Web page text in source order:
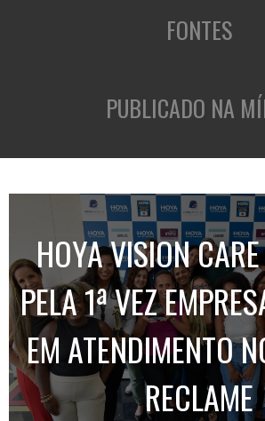
FONTES
PUBLICADO NA
HOYA VISION
PELA 1ª VEZ
EM ATENDIMENTO
RECLAME